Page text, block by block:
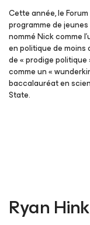
Cette année, le
programme de
nommé Nick comme
en politique de moins
de « prodige politique
comme un «
baccalauréat en
State.
Ryan